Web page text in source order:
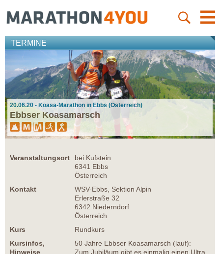
TERMINE
20.06.20 - Koasa-Marathon in Ebbs (Österreich)
Ebbser Koasamarsch
Veranstaltungsort
bei Kufstein
6341 Ebbs
Österreich
Kontakt
WSV-Ebbs, Sektion Alpin
Erlerstraße 32
6342 Niederndorf
Österreich
Kurs
Rundkurs
Kursinfos,
Hinweise
50 Jahre Ebbser Koasamarsch (lauf):
Zum Jubiläum gibt es einmalig einen Ultra